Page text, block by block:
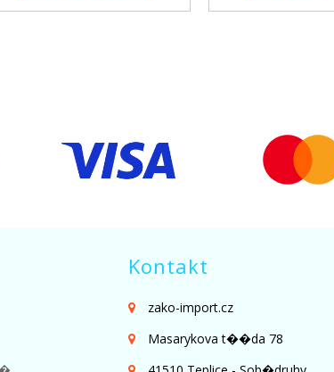
Kontakt
zako-import.cz
Masarykova t��da 78